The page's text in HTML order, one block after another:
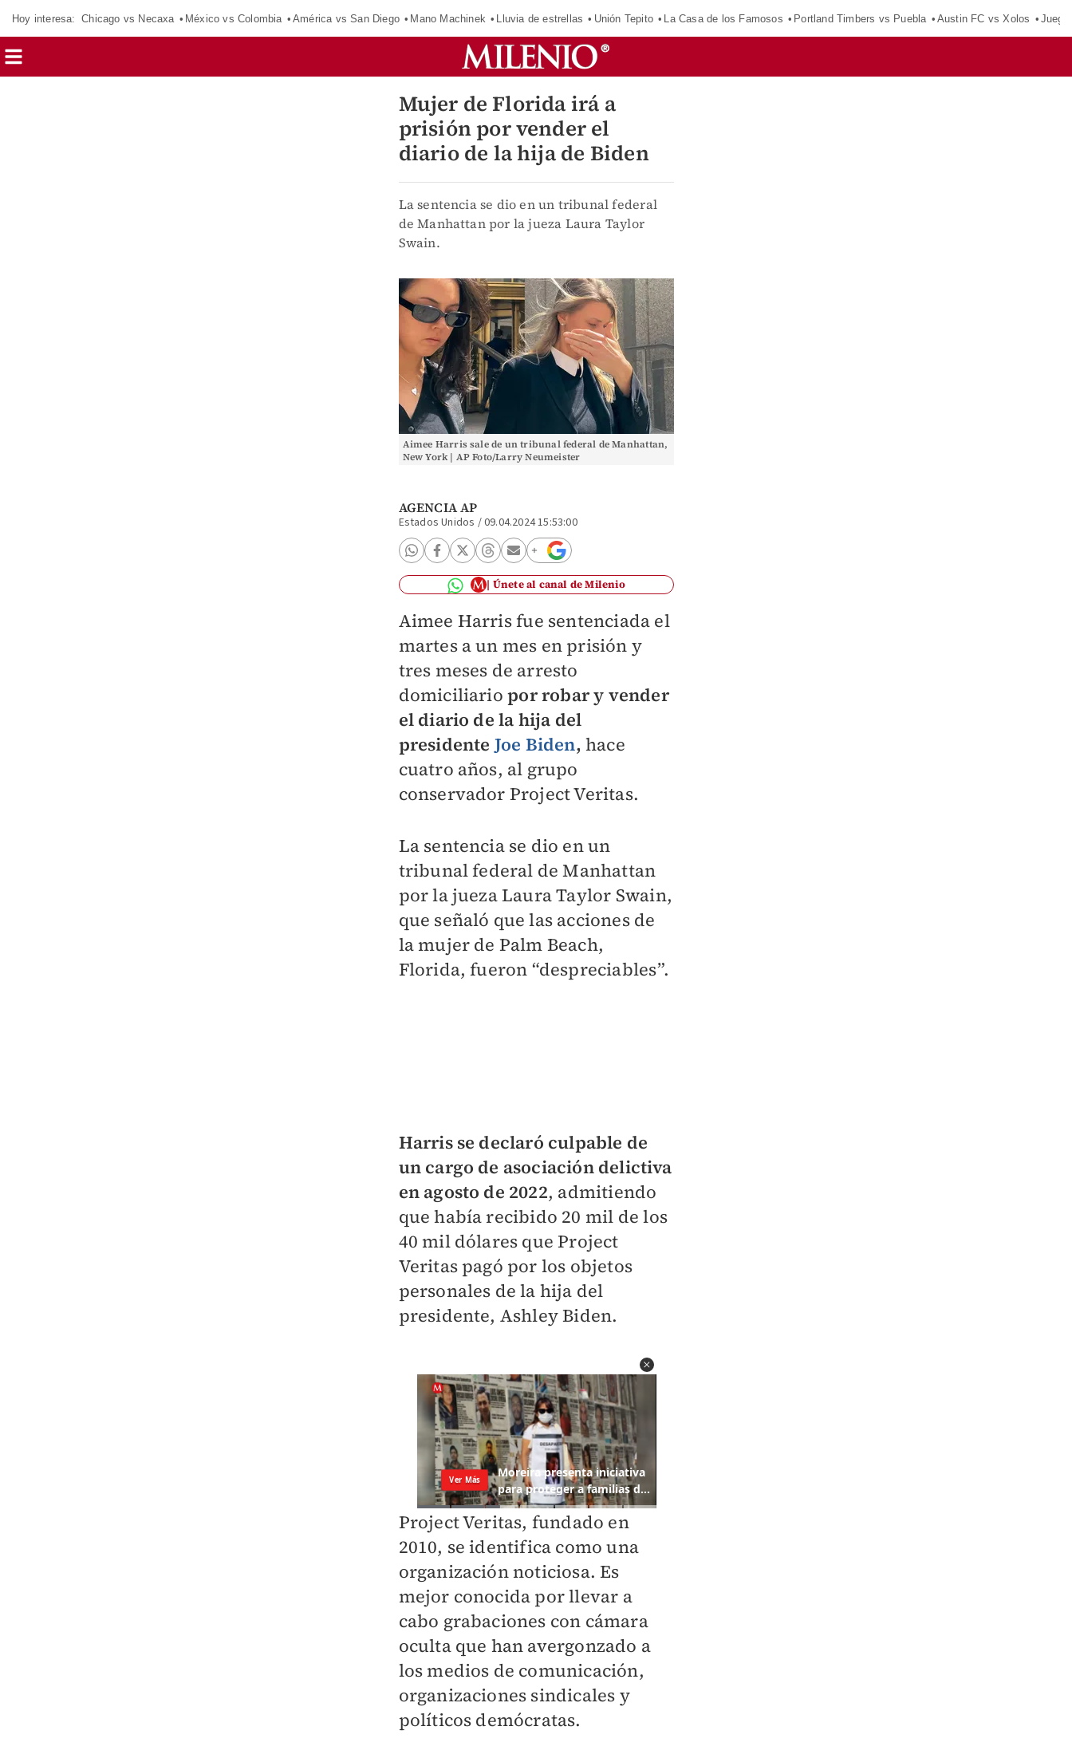
Hoy interesa: Chicago vs Necaxa México vs Colombia América vs San Diego Mano Machinek Lluvia de estrellas Unión Tepito La Casa de los Famosos Portland Timbers vs Puebla Austin FC vs Xolos
Mujer de Florida irá a
prisión por vender el
diario de la hija de Biden
La sentencia se dio en un tribunal federal
de Manhattan por la jueza Laura Taylor
Swain.
Aimee Harris sale de un tribunal federal de Manhattan,
New York | AP Foto/Larry Neumeister
AGENCIA AP
Estados Unidos /09.04.2024 15:53:00
Únete al canal de Milenio
Aimee Harrisfue sentenciada el
martes a un mes en prisión y
tres meses de arresto
domiciliariopor robar y vender
el diario de la hija del
presidente Joe Biden, hace
cuatro años, al grupo
conservador Project Veritas.
La sentencia se dio en un
tribunal federal de Manhattan
por la jueza Laura Taylor Swain,
que señaló que las acciones de
la mujer de Palm Beach,
Florida, fueron “despreciables”.
Harris se declaró culpable de
un cargo de asociación delictiva
en agosto de 2022, admitiendo
que había recibido 20 mil de los
40 mil dólares que Project
Veritas pagó por los objetos
personales de la hija del
presidente, Ashley Biden.
Project Veritas, fundado en
2010, se identifica como una
organización noticiosa. Es
mejor conocida por llevar a
cabo grabaciones con cámara
oculta que han avergonzado a
los medios de comunicación,
organizaciones sindicales y
políticos demócratas.